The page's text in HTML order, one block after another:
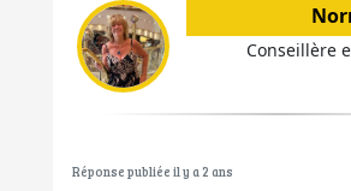
Conseillère
Réponse publiée il y a 2 ans